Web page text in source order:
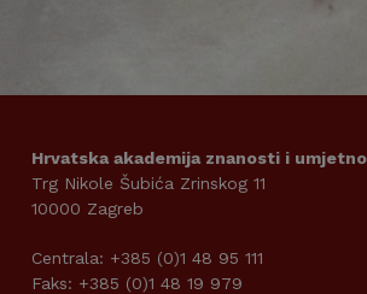
Hrvatska akademija znanosti i
Trg Nikole Šubića Zrinskog 11
10000 Zagreb
Centrala: +385 (0)1 48 95 111
Faks: +385 (0)1 48 19 979